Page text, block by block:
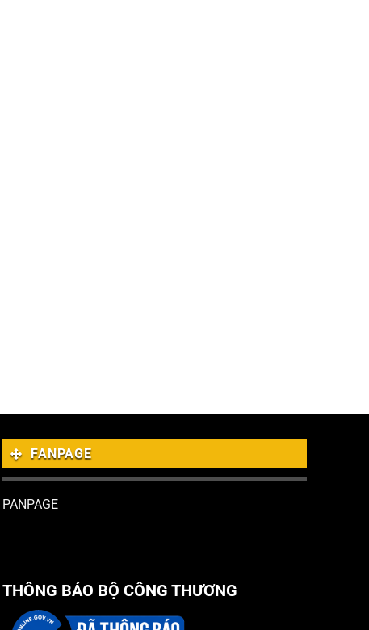
FANPAGE
PANPAGE
THÔNG BÁO BỘ CÔNG THƯƠNG